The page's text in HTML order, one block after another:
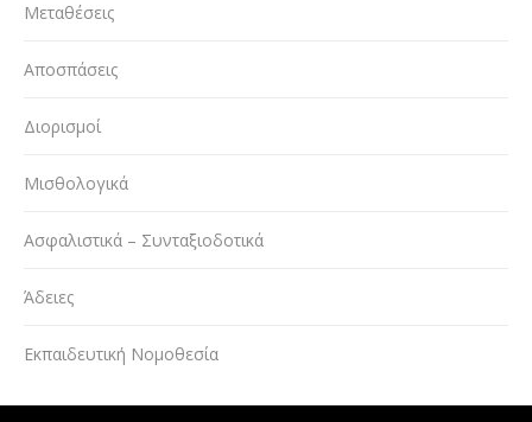
Μεταθέσεις
Αποσπάσεις
Διορισμοί
Μισθολογικά
Ασφαλιστικά – Συνταξιοδοτικά
Άδειες
Εκπαιδευτική Νομοθεσία